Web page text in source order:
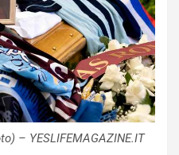
– YESLIFEMAGAZINE.IT